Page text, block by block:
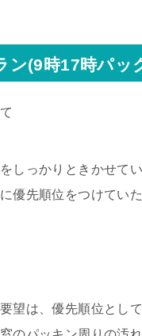
ン(9時17時パッ
しっかりときかせて
優先順位をつけてい
望は、優先順位とし